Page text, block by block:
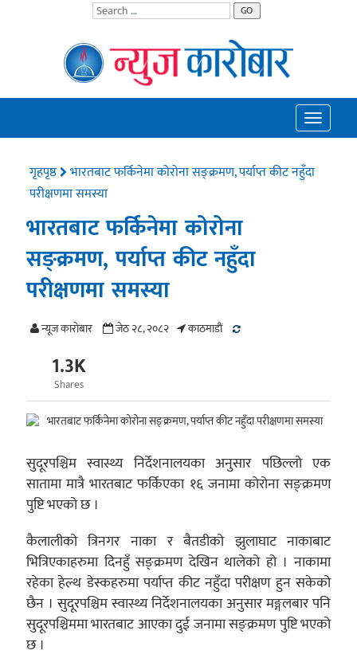
GO
Toggle
गृहपृष्ठ
भारतबाट फर्किनेमा कोरोना सङ्क्रमण, पर्याप्त कीट नहुँदा
परीक्षणमा समस्या
भारतबाट फर्किनेमा कोरोना
सङ्क्रमण, पर्याप्त कीट नहुँदा
परीक्षणमा समस्या
न्यूज काराेबार जेठ २८, २०८२ काठमाडाैं
1.3K
Shares
सुदूरपश्चिम स्वास्थ्य निर्देशनालयका अनुसार पछिल्लो एक
सातामा मात्रै भारतबाट फर्किएका १६ जनामा कोरोना सङ्क्रमण
पुष्टि भएको छ ।
कैलालीको त्रिनगर नाका र बैतडीको झुलाघाट नाकाबाट
भित्रिएकाहरुमा दिनहुँ सङ्क्रमण देखिन थालेको हो । नाकामा
रहेका हेल्थ डेस्कहरुमा पर्याप्त कीट नहुँदा परीक्षण हुन सकेको
छैन । सुदूरपश्चिम स्वास्थ्य निर्देशनालयका अनुसार मङ्गलबार पनि
सुदूरपश्चिममा भारतबाट आएका दुई जनामा सङ्क्रमण पुष्टि भएको
छ ।